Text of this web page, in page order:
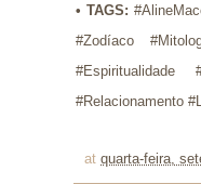
•TAGS:
#Zodíaco
#Espiritualidade
#Relacionamento
at quarta-feira,